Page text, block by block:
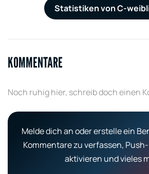
Statistiken von C-
KOMMENTARE
Noch ruhig hier, schreib doch einen
Melde dich an oder erstelle ein
Kommentare zu verfassen,
aktivieren und vieles